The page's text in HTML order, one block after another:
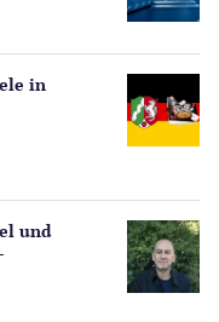
in
und